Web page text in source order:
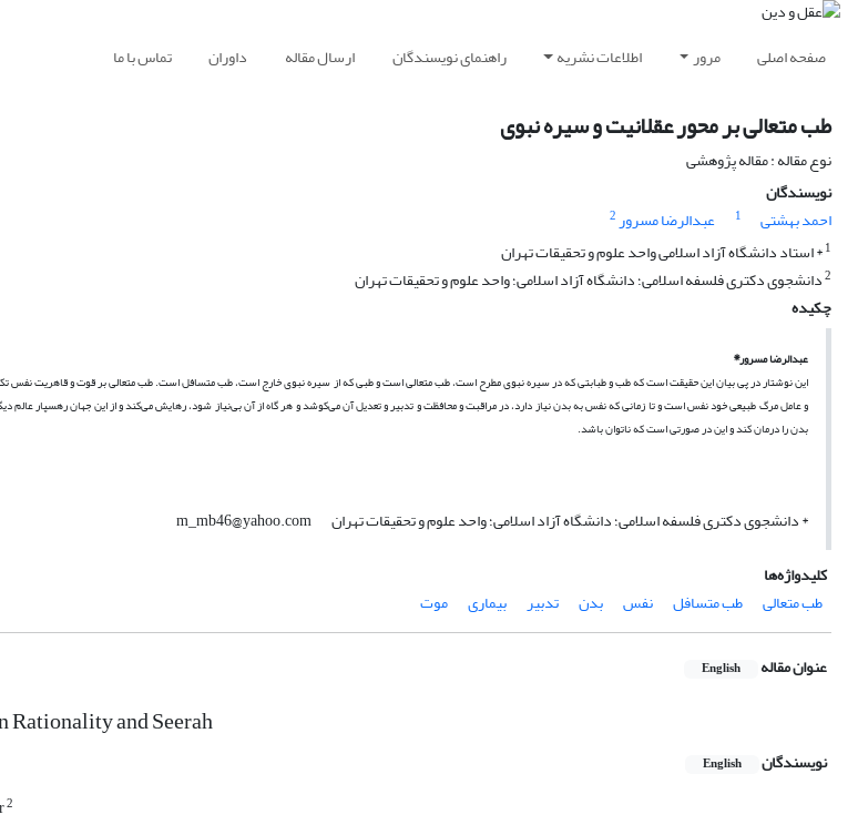
صفحه اصلی مرور اطلاعات نشریه راهنمای نویسندگان ارسال مقاله داوران تماس با ما
طب متعالی بر محور عقلانیت و سیره نبوی
نوع مقاله : مقاله پژوهشی
نویسندگان
احمد بهشتی
1 عبدالرضا مسرور2
1* استاد دانشگاه آزاد اسلامی واحد علوم و تحقیقات تهران
2دانشجوی دکتری فلسفه اسلامی؛ دانشگاه آزاد اسلامی؛ واحد علوم و تحقیقات تهران
چکیده
عبدالرضا مسرور*
این نوشتار در پی بیان این حقیقت است که طب و طبابتی که در سیره نبوی مطرح است، طب متعالی است و طبی که از سیره نبوی خارج است، طب متسافل است. طب متعالی بر قوت و قاهریت نفس
و عامل مرگ طبیعی خود نفس است و تا زمانی که نفس به بدننیاز دارد، در مراقبت و محافظت و تدبیر و تعدیل آن می‌کوشد و هر گاه از آنبی‌نیاز شود، رهایش می‌کند و از این جهان رهسپار
بدن را درمان کند و این در صورتی است که ناتوان باشد.
* دانشجوی دکتری فلسفه اسلامی؛ دانشگاه آزاد اسلامی؛ واحد علوم و تحقیقات تهران m_mb46@yahoo.com
کلیدواژه‌ها
طب متعالی
طب متسافل نفس بدن تدبیر بیماری موت
عنوان مقاله English
Rationality and Seerah
نویسندگان English
2